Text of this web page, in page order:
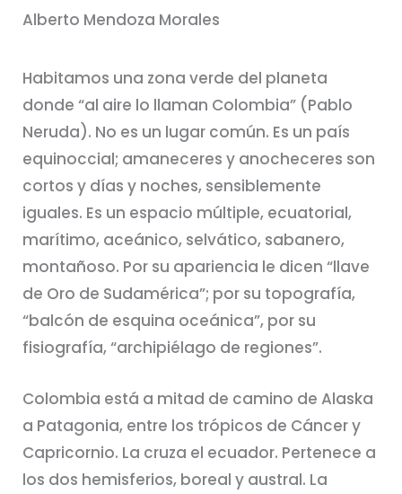
Alberto Mendoza Morales
Habitamos una zona verde del planeta
donde “al aire lo llaman Colombia” (Pablo
Neruda). No es un lugar común. Es un país
equinoccial; amaneceres y anocheceres son
cortos y días y noches, sensiblemente
iguales. Es un espacio múltiple, ecuatorial,
marítimo, aceánico, selvático, sabanero,
montañoso. Por su apariencia le dicen “llave
de Oro de Sudamérica”; por su topografía,
“balcón de esquina oceánica”, por su
fisiografía, “archipiélago de regiones”.
Colombia está a mitad de camino de Alaska
a Patagonia, entre los trópicos de Cáncer y
Capricornio. La cruza el ecuador. Pertenece a
los dos hemisferios, boreal y austral. La